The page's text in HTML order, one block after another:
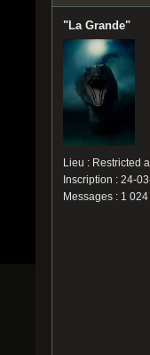
"La Grande"
Lieu : Restricted
Inscription : 24-
Messages : 1 024